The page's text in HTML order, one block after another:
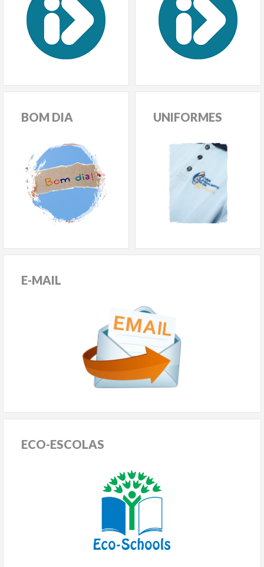
BOM DIA UNIFORMES
E-MAIL
ECO-ESCOLAS